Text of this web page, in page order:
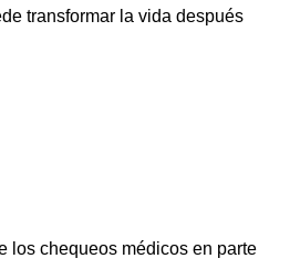
transformar la vida después
los chequeos médicos en parte